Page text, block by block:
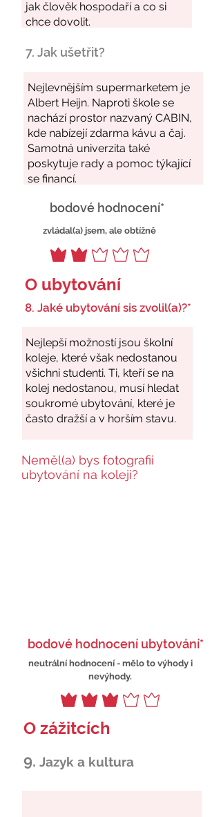
7. Jak ušetřit?
bodové hodnocení*
zvládal(a) jsem, ale obtížně
O ubytování
8. Jaké ubytování sis zvolil(a)?*
Neměl(a) bys fotografii
ubytování na koleji?
bodové hodnocení ubytování*
neutrální hodnocení - mělo to výhody i
nevýhody.
O zážitcích
9. Jazyk a kultura